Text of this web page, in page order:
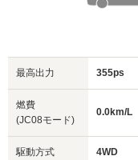
最高出力 355ps
燃費
(JC08モード)
0.0km/L
駆動方式 4WD